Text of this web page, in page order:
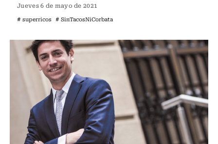
Jueves 6 de mayo de 2021
# superricos # SinTacosNiCorbata